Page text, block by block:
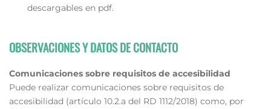
descargables en pdf.
OBSERVACIONES Y DATOS DE CONTACTO
Comunicaciones sobre requisitos de accesibilidad
Puede realizar comunicaciones sobre requisitos de
accesibilidad (artículo 10.2.a del RD 1112/2018) como, por